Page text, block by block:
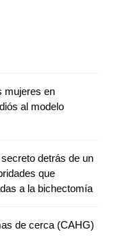
mujeres en
al modelo
detrás de un
que
a la bichectomía
de cerca (CAHG)